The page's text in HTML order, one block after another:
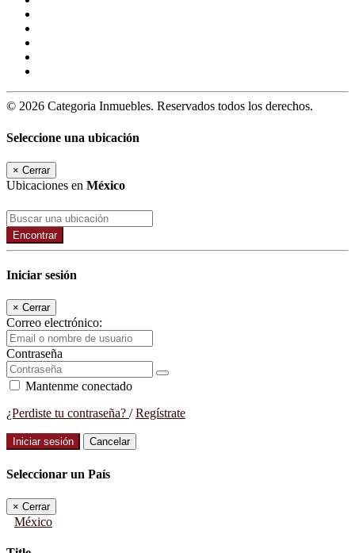
© 2026 Categoria Inmuebles. Reservados todos los derechos.
Seleccione una ubicación
× Cerrar
Ubicaciones en México
Encontrar
Iniciar sesión
× Cerrar
Correo electrónico:
Contraseña
Mantenme conectado
¿Perdiste tu contraseña? /Regístrate
Iniciar sesión Cancelar
Seleccionar un País
× Cerrar
México